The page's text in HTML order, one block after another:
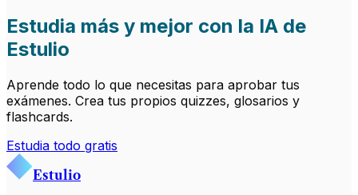
Estudia más y mejor con la IA de
Estulio
Aprende todo lo que necesitas para aprobar tus
exámenes. Crea tus propios quizzes, glosarios y
flashcards.
Estudia todo gratis
Estulio